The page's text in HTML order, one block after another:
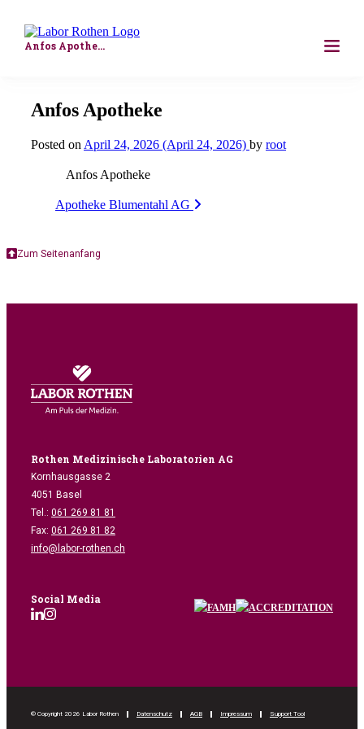
Anfos Apotheke
Für Unternehmen
Wunschlabor
Kontakt
Mikrobio. Auftragsformular
Anfos Apotheke
Posted on April 24, 2026 (April 24, 2026) by root
Anfos Apotheke
Post
Apotheke Blumentahl AG
Zum Seitenanfang
Rothen Medizinische Laboratorien AG
Kornhausgasse 2
4051 Basel
Tel.: 061 269 81 81
Fax: 061 269 81 82
info@labor-rothen.ch
Social Media
© Copyright 2026 Labor Rothen Datenschutz AGB Impressum Support Tool